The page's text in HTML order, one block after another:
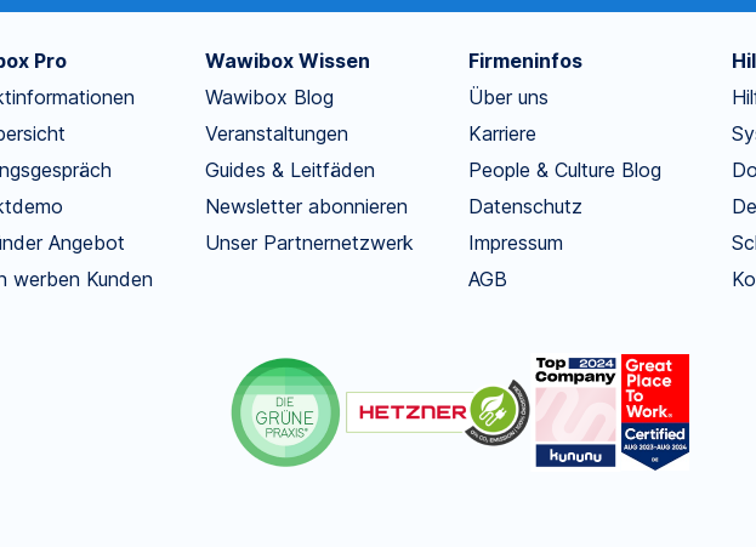
Pro
Angebot
werben Kunden
Wawibox Wissen
Wawibox Blog
Veranstaltungen
Guides & Leitfäden
Newsletter abonnieren
Unser Partnernetzwerk
Firmeninfos
Über uns
Karriere
People & Culture Blog
Datenschutz
Impressum
AGB